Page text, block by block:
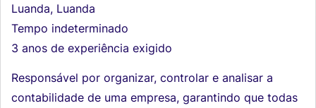
Luanda, Luanda
Tempo indeterminado
3 anos de experiência exigido
Responsável por organizar, controlar e analisar a
contabilidade de uma empresa, garantindo que todas